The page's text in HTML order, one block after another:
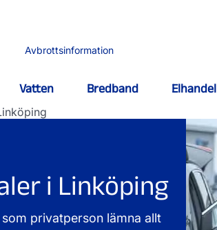
Avbrottsinformation
Vatten Bredband Elhandel
i Linköping
privatperson lämna allt